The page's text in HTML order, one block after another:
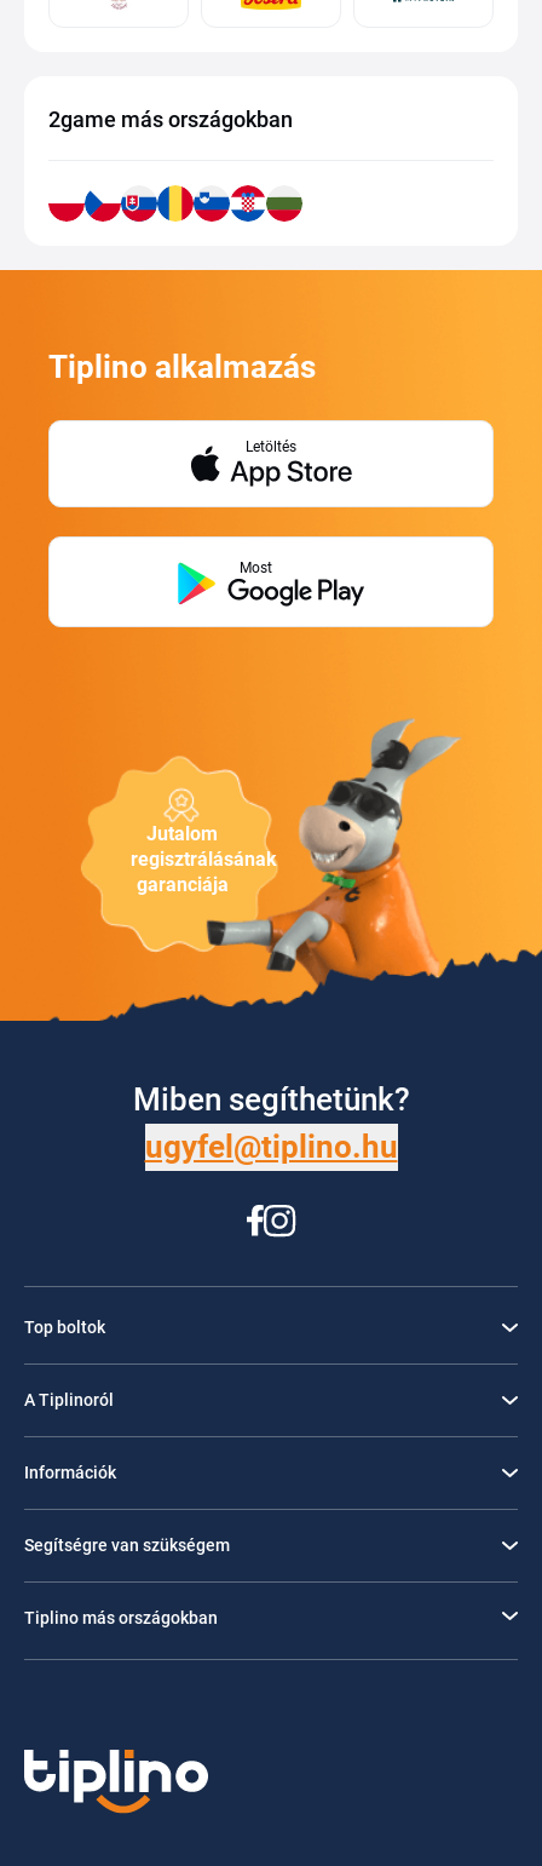
2game más országokban
Jutalom
regisztrálásának
garanciája
Tiplino alkalmazás
Letöltés
Most
Miben segíthetünk?
ugyfel@tiplino.hu
Top boltok
A Tiplinoról
Információk
Segítségre van szükségem
Tiplino más országokban